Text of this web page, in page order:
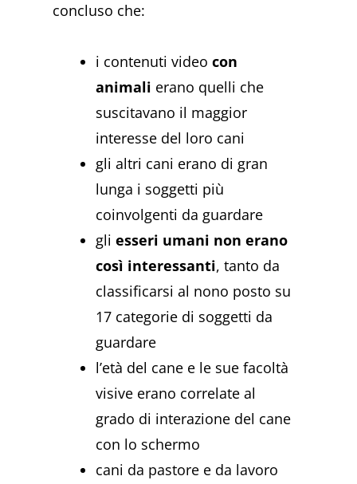
concluso che:
i contenuti videocon
animali erano quelli che
suscitavano il maggior
interesse del loro cani
gli altri cani erano di gran
lunga i soggetti più
coinvolgenti da guardare
gliesseri umani non erano
così interessanti, tanto da
classificarsi al nono posto su
17 categorie di soggetti da
guardare
l’età del cane e le sue facoltà
visive erano correlate al
grado di interazione del cane
con lo schermo
cani da pastore e da lavoro